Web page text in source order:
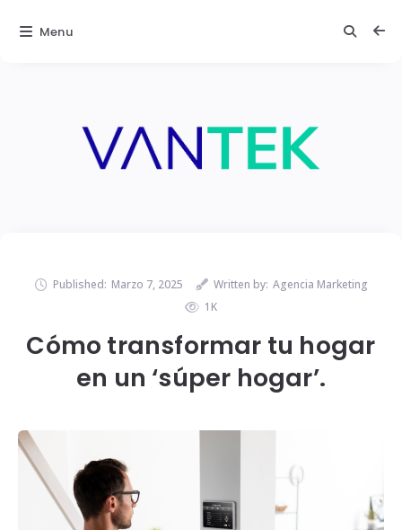
Published: Marzo 7, 2025 Written by: Agencia Marketing
1K
Cómo transformar tu hogar
en un ‘súper hogar’.
Menu